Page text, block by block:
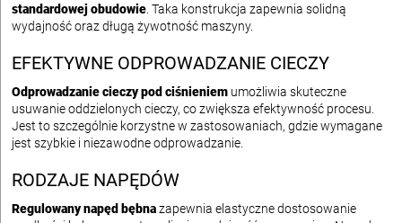
standardowej obudowie . Taka konstrukcja zapewnia solidną
wydajność oraz długą żywotność maszyny.
EFEKTYWNE ODPROWADZANIE CIECZY
Odprowadzanie cieczy pod ciśnieniem umożliwia skuteczne
usuwanie oddzielonych cieczy, co zwiększa efektywność procesu.
Jest to szczególnie korzystne w zastosowaniach, gdzie wymagane
jest szybkie i niezawodne odprowadzanie.
RODZAJE NAPĘDÓW
Regulowany napęd bębnazapewnia elastyczne dostosowanie